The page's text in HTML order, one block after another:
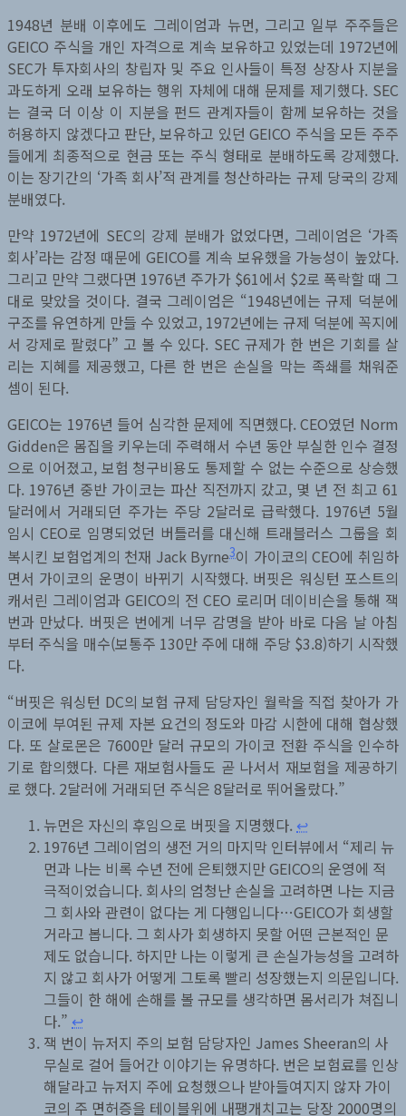
1948년 분배 이후에도 그레이엄과 뉴먼, 그리고 일부 주주들은
GEICO 주식을 개인 자격으로 계속 보유하고 있었는데 1972년에
SEC가 투자회사의 창립자 및 주요 인사들이 특정 상장사 지분을
과도하게 오래 보유하는 행위 자체에 대해 문제를 제기했다. SEC
는 결국 더 이상 이 지분을 펀드 관계자들이 함께 보유하는 것을
허용하지 않겠다고 판단, 보유하고 있던 GEICO 주식을 모든 주주
들에게 최종적으로 현금 또는 주식 형태로 분배하도록 강제했다.
이는 장기간의 ‘가족 회사’적 관계를 청산하라는 규제 당국의 강제
분배였다.
만약 1972년에 SEC의 강제 분배가 없었다면, 그레이엄은 ‘가족
회사’라는 감정 때문에 GEICO를 계속 보유했을 가능성이 높았다.
그리고 만약 그랬다면 1976년 주가가 $61에서 $2로 폭락할 때 그
대로 맞았을 것이다. 결국 그레이엄은 “1948년에는 규제 덕분에
구조를 유연하게 만들 수 있었고, 1972년에는 규제 덕분에 꼭지에
서 강제로 팔렸다” 고 볼 수 있다. SEC 규제가 한 번은 기회를 살
리는 지혜를 제공했고, 다른 한 번은 손실을 막는 족쇄를 채워준
셈이 된다.
GEICO는 1976년 들어 심각한 문제에 직면했다. CEO였던 Norm
Gidden은 몸집을 키우는데 주력해서 수년 동안 부실한 인수 결정
으로 이어졌고, 보험 청구비용도 통제할 수 없는 수준으로 상승했
다. 1976년 중반 가이코는 파산 직전까지 갔고, 몇 년 전 최고 61
달러에서 거래되던 주가는 주당 2달러로 급락했다. 1976년 5월
임시 CEO로 임명되었던 버틀러를 대신해 트래블러스 그룹을 회
복시킨 보험업계의 천재 Jack Byrne3이 가이코의 CEO에 취임하
면서 가이코의 운명이 바뀌기 시작했다. 버핏은 워싱턴 포스트의
캐서린 그레이엄과 GEICO의 전 CEO 로리머 데이비슨을 통해 잭
번과 만났다. 버핏은 번에게 너무 감명을 받아 바로 다음 날 아침
부터 주식을 매수(보통주 130만 주에 대해 주당 $3.8)하기 시작했
다.
“버핏은 워싱턴 DC의 보험 규제 담당자인 월락을 직접 찾아가 가
이코에 부여된 규제 자본 요건의 정도와 마감 시한에 대해 협상했
다. 또 살로몬은 7600만 달러 규모의 가이코 전환 주식을 인수하
기로 합의했다. 다른 재보험사들도 곧 나서서 재보험을 제공하기
로 했다. 2달러에 거래되던 주식은 8달러로 뛰어올랐다.”
뉴먼은 자신의 후임으로 버핏을 지명했다. ↩︎
1976년 그레이엄의 생전 거의 마지막 인터뷰에서 “제리 뉴
먼과 나는 비록 수년 전에 은퇴했지만 GEICO의 운영에 적
극적이었습니다. 회사의 엄청난 손실을 고려하면 나는 지금
그 회사와 관련이 없다는 게 다행입니다…GEICO가 회생할
거라고 봅니다. 그 회사가 회생하지 못할 어떤 근본적인 문
제도 없습니다. 하지만 나는 이렇게 큰 손실가능성을 고려하
지 않고 회사가 어떻게 그토록 빨리 성장했는지 의문입니다.
그들이 한 해에 손해를 볼 규모를 생각하면 몸서리가 쳐집니
다.” ↩︎
잭 번이 뉴저지 주의 보험 담당자인 James Sheeran의 사
무실로 걸어 들어간 이야기는 유명하다. 번은 보험료를 인상
해달라고 뉴저지 주에 요청했으나 받아들여지지 않자 가이
코의 주 면허증을 테이블위에 내팽개치고는 당장 2000명의